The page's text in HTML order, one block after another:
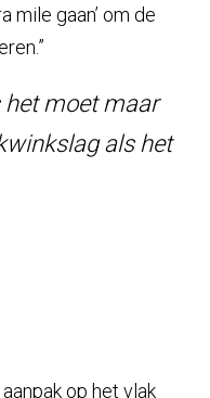
mile gaan’ om de
het moet maar
als het
op het vlak